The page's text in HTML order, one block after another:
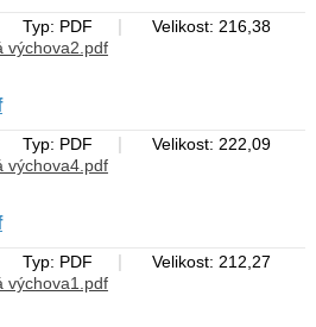
Typ: PDF
Velikost: 216,38
výchova2.pdf
Typ: PDF
Velikost: 222,09
výchova4.pdf
Typ: PDF
Velikost: 212,27
výchova1.pdf